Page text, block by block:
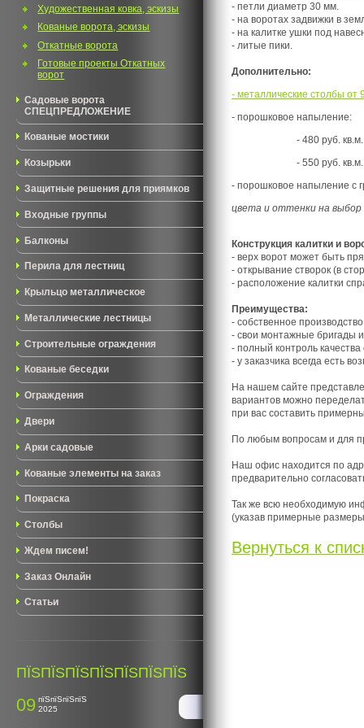
Художественная ковка, эскизы
Кованые ворота, эскизы
Откатные ворота
Готовые проекты Откатных
ворот
Садовые ворота
СПЕЦПРЕДЛОЖЕНИЕ
Кованые мостики
Козырьки
Защитные решения для приямков
Входные группы
Балконы
Перила для лестниц
Крыльцо металлическое
Металлические лестницы
Строительные ограждения
Кованые беседки
Ограждения
Двери
Арки садовые
Кованые элементы на заказ
Покраска
Столбы
Ждем писем!
Заказ Онлайн
Статьи
ПЇЅПЇЅПЇЅПЇЅПЇЅПЇЅПЇЅ
09 пїЅпїЅпїЅпїЅ
2025
- петли диаметр 30 мм.
- на воротах задвижки в
- на калитке ушки под
- литые пики.
Дополнительно:
- металлические столбы от
- порошковое напыление:
- 480 руб.
- 550 руб.
- порошковое напыление с
цвета и оттенки на выбор
Конструкция калитки и
- верх ворот может быть
- открывание створок (в
- расположение калитки
Преимущества:
- собственное
- свои монтажные бригады
- полный контроль
- у заказчика всегда есть
На нашем сайте
вариантов можно
при вас составить
По любым вопросам и для
Наш офис находится по
предварительно
Так же всю необходимую
(указав примерные
Вернуться к